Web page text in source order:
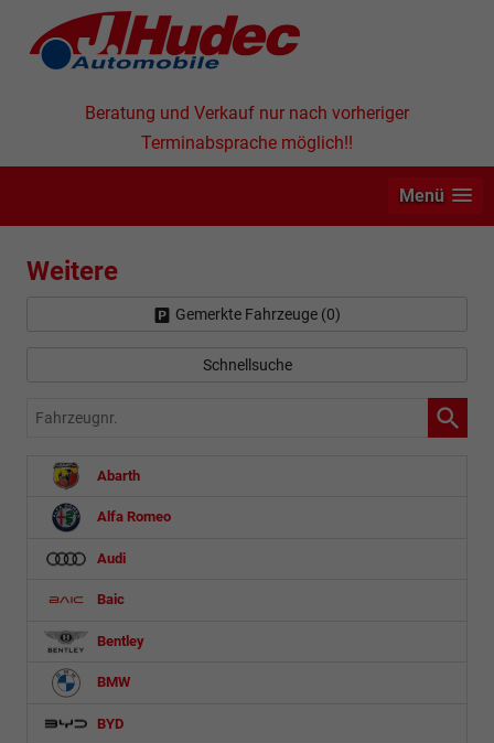
Beratung und Verkauf nur nach vorheriger
Terminabsprache möglich!!
Menü
Weitere
Gemerkte Fahrzeuge (0)
Schnellsuche
Fahrzeugnr.
Abarth
Alfa Romeo
Audi
Baic
Bentley
BMW
BYD